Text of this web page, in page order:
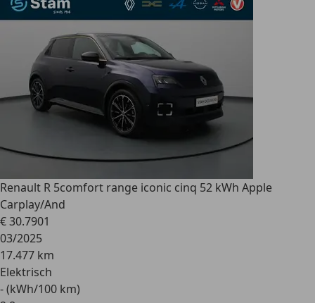
Renault R 5comfort range iconic cinq 52 kWh Apple
Carplay/And
€ 30.7901
03/2025
17.477 km
Elektrisch
- (kWh/100 km)